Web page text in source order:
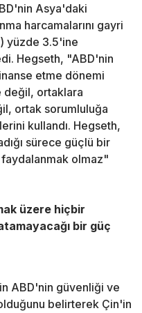
Asya'daki
harcamalarını gayri
yüzde 3.5'ine
Hegseth, "ABD'nin
etme dönemi
değil, ortaklara
ortak sorumluluğa
kullandı. Hegseth,
sürece güçlü bir
faydalanmak olmaz"
üzere hiçbir
bir güç
ABD'nin güvenliği ve
belirterek Çin'in